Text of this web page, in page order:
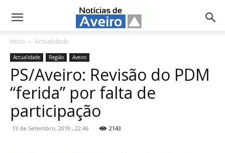
NotíciasdeAveiro.pt
Início Actualidade
Actualidade Região Aveiro
PS/Aveiro: Revisão do PDM
“ferida” por falta de
participação
13 de Setembro, 2019 , 22:46 2143